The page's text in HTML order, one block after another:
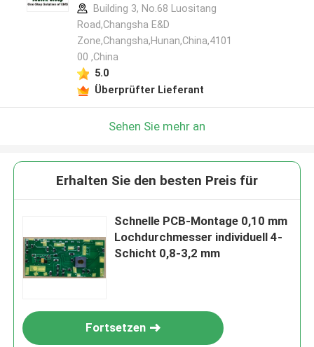
Building 3, No.68 Luositang
Road,Changsha E&D
Zone,Changsha,Hunan,China,4101
00 ,China
5.0
Überprüfter Lieferant
Sehen Sie mehr an
Erhalten Sie den besten Preis für
Schnelle PCB-Montage 0,10 mm
Lochdurchmesser individuell 4-
Schicht 0,8-3,2 mm
Fortsetzen